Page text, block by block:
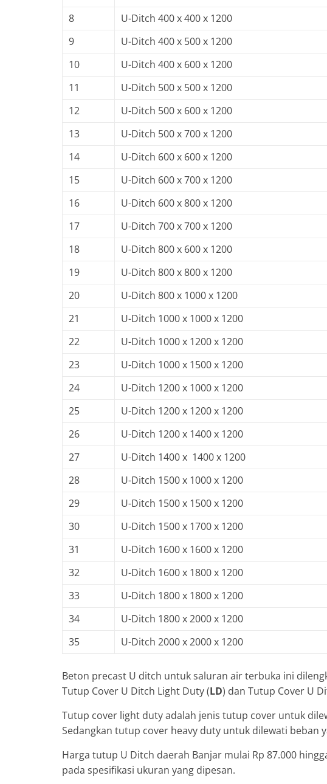
8
U-Ditch 400 x 400 x 1200
9
U-Ditch 400 x 500 x 1200
10
U-Ditch 400 x 600 x 1200
11
U-Ditch 500 x 500 x 1200
12
U-Ditch 500 x 600 x 1200
13
U-Ditch 500 x 700 x 1200
14
U-Ditch 600 x 600 x 1200
15
U-Ditch 600 x 700 x 1200
16
U-Ditch 600 x 800 x 1200
17
U-Ditch 700 x 700 x 1200
18
U-Ditch 800 x 600 x 1200
19
U-Ditch 800 x 800 x 1200
20
U-Ditch 800 x 1000 x 1200
21
U-Ditch 1000 x 1000 x 1200
22
U-Ditch 1000 x 1200 x 1200
23
U-Ditch 1000 x 1500 x 1200
24
U-Ditch 1200 x 1000 x 1200
25
U-Ditch 1200 x 1200 x 1200
26
U-Ditch 1200 x 1400 x 1200
27
U-Ditch 1400 x 1400 x 1200
28
U-Ditch 1500 x 1000 x 1200
29
U-Ditch 1500 x 1500 x 1200
30
U-Ditch 1500 x 1700 x 1200
31
U-Ditch 1600 x 1600 x 1200
32
U-Ditch 1600 x 1800 x 1200
33
U-Ditch 1800 x 1800 x 1200
34
U-Ditch 1800 x 2000 x 1200
35
U-Ditch 2000 x 2000 x 1200
Beton precast U ditch untuk saluran air terbuka ini
Tutup Cover U Ditch Light Duty (LD) dan Tutup Cover U
Tutup cover light duty adalah jenis tutup cover untuk
Sedangkan tutup cover heavy duty untuk dilewati beban
Harga tutup U Ditch daerah Banjar mulai Rp 87.000
pada spesifikasi ukuran yang dipesan.